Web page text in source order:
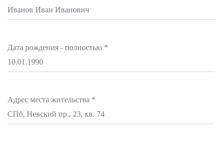
Дата рождения - полностью *
Адрес места жительства *